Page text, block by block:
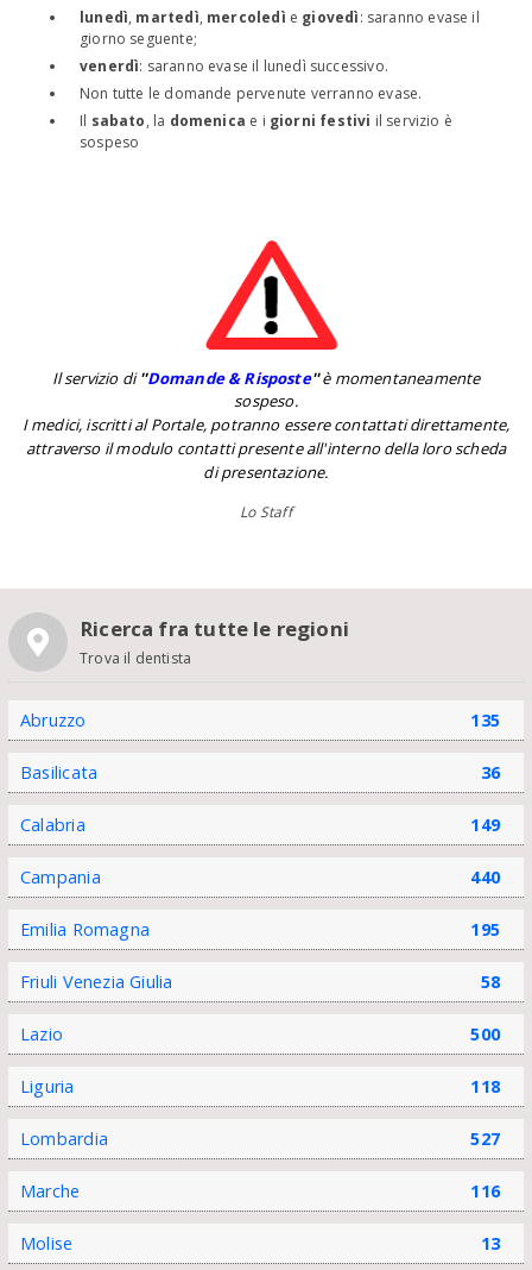
lunedì, martedì, mercoledì e giovedì: saranno evase il
giorno seguente;
venerdì: saranno evase il lunedì successivo.
Non tutte le domande pervenute verranno evase.
Il sabato, la domenica e i giorni festivi il servizio è
sospeso
Il servizio di''Domande & Risposte''è momentaneamente
sospeso.
I medici, iscritti al Portale, potranno essere contattati direttamente,
attraverso il modulo contatti presente all'interno della loro scheda
di presentazione.
Lo Staff
Ricerca fra tutte le regioni
Trova il dentista
Abruzzo 135
Basilicata 36
Calabria 149
Campania 440
Emilia Romagna 195
Friuli Venezia Giulia 58
Lazio 500
Liguria 118
Lombardia 527
Marche 116
Molise 13